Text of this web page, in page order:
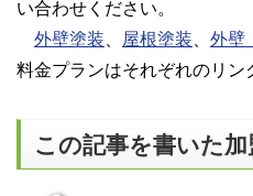
い合わせください。
外壁塗装
屋根塗装 外壁
料金プランはそれぞれのリン
この記事を書いた